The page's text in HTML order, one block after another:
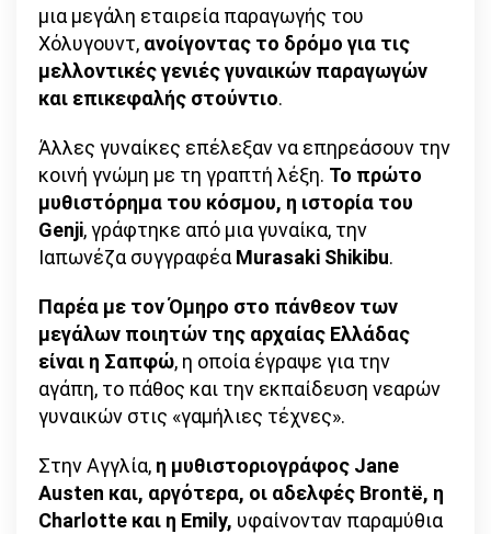
μια μεγάλη εταιρεία παραγωγής του
Χόλυγουντ, ανοίγοντας το δρόμο για τις
μελλοντικές γενιές γυναικών παραγωγών
και επικεφαλής στούντιο.
Άλλες γυναίκες επέλεξαν να επηρεάσουν την
κοινή γνώμη με τη γραπτή λέξη. Το πρώτο
μυθιστόρημα του κόσμου, η ιστορία του
Genji, γράφτηκε από μια γυναίκα, την
Ιαπωνέζα συγγραφέα Murasaki Shikibu.
Παρέα με τον Όμηρο στο πάνθεον των
μεγάλων ποιητών της αρχαίας Ελλάδας
είναι η Σαπφώ, η οποία έγραψε για την
αγάπη, το πάθος και την εκπαίδευση νεαρών
γυναικών στις «γαμήλιες τέχνες».
Στην Αγγλία, η μυθιστοριογράφος Jane
Austen και, αργότερα, οι αδελφές Brontë, η
Charlotte και η Emily, υφαίνονταν παραμύθια